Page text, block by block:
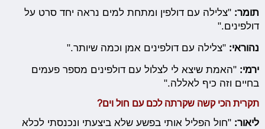
תומר: "צלילה עם דולפין ומתחת למים נראה יחד סרט על
דולפינים."
נהוראי: "צלילה עם דולפינים אמן וכמה שיותר."
ירמי: "האמת שיצא לי לצלול עם דולפינים מספר פעמים
בחיים וזה כיף לאללה."
תקרית הכי קשה שקרתה לכם עם חול וים?
ליאור: "חול הפליל אותי בפשע שלא ביצעתי ונכנסתי לכלא